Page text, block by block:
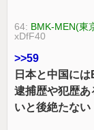
64: BMK-MEN(東
xDfF40
>>59
日本と中国に
逮捕歴や犯歴
いと後絶たない